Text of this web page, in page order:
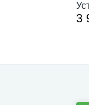
3